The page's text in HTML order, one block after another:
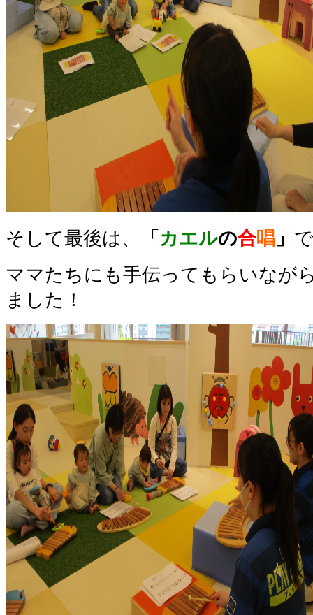
そして最後は、 「 カエルの合唱 」
ママたちにも手伝ってもらいなが
ました！